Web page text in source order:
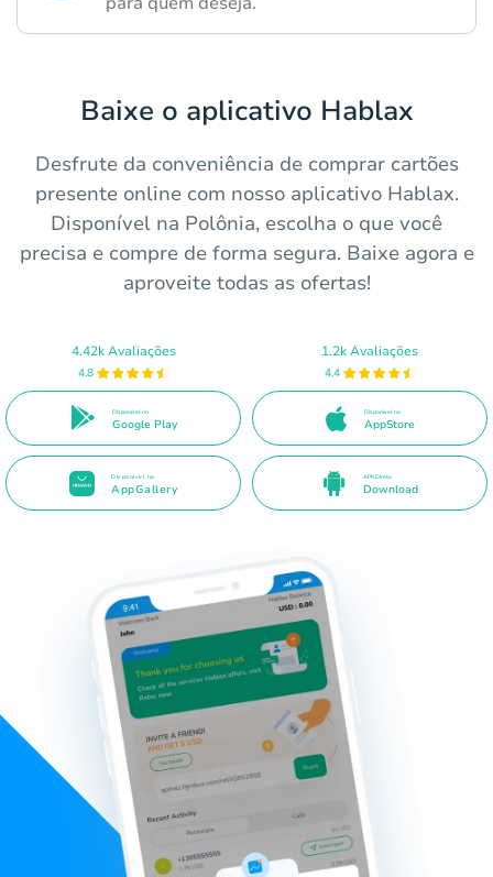
Baixe o aplicativo Hablax
Desfrute da conveniência de comprar cartões
presente online com nosso aplicativo Hablax.
Disponível na Polônia, escolha o que você
precisa e compre de forma segura. Baixe agora e
aproveite todas as ofertas!
4.42k Avaliações
4.8
Disponível no
Google Play
1.2k Avaliações
4.4
Disponível na
AppStore
Disponível na
AppGallery
APK Direto
Download